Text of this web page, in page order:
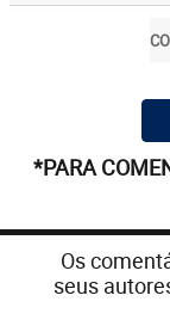
*PARA
Os
seus